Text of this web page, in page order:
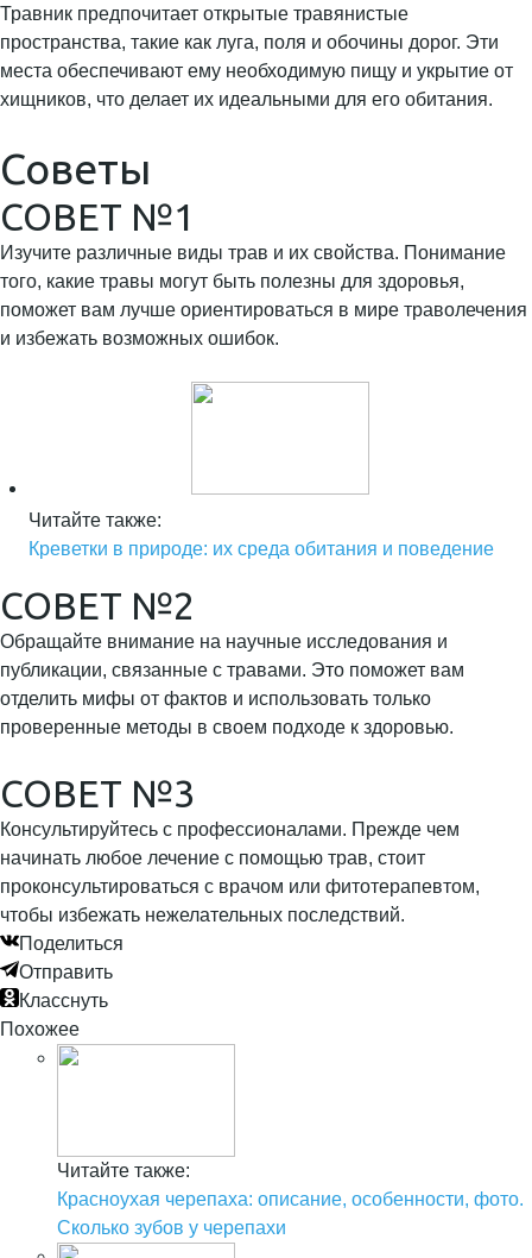
Травник предпочитает открытые травянистые
пространства, такие как луга, поля и обочины дорог. Эти
места обеспечивают ему необходимую пищу и укрытие от
хищников, что делает их идеальными для его обитания.
Советы
СОВЕТ №1
Изучите различные виды трав и их свойства. Понимание
того, какие травы могут быть полезны для здоровья,
поможет вам лучше ориентироваться в мире траволечения
и избежать возможных ошибок.
Читайте также:
Креветки в природе: их среда обитания и поведение
СОВЕТ №2
Обращайте внимание на научные исследования и
публикации, связанные с травами. Это поможет вам
отделить мифы от фактов и использовать только
проверенные методы в своем подходе к здоровью.
СОВЕТ №3
Консультируйтесь с профессионалами. Прежде чем
начинать любое лечение с помощью трав, стоит
проконсультироваться с врачом или фитотерапевтом,
чтобы избежать нежелательных последствий.
Поделиться
Отправить
Класснуть
Похожее
Читайте также:
Красноухая черепаха: описание, особенности, фото.
Сколько зубов у черепахи